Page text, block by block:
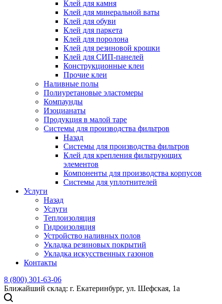
Клей для камня
Клей для минеральной ваты
Клей для обуви
Клей для паркета
Клей для поролона
Клей для резиновой крошки
Клей для СИП-панелей
Конструкционные клеи
Прочие клеи
Наливные полы
Полиуретановые эластомеры
Компаунды
Изоцианаты
Продукция в малой таре
Системы для производства фильтров
Назад
Системы для производства фильтров
Клей для крепления фильтрующих
элементов
Компоненты для производства корпусов
Системы для уплотнителей
Услуги
Назад
Услуги
Теплоизоляция
Гидроизоляция
Устройство наливных полов
Укладка резиновых покрытий
Укладка искусственных газонов
Контакты
8 (800) 301-63-06
Ближайший склад: г. Екатеринбург, ул. Шефская, 1а